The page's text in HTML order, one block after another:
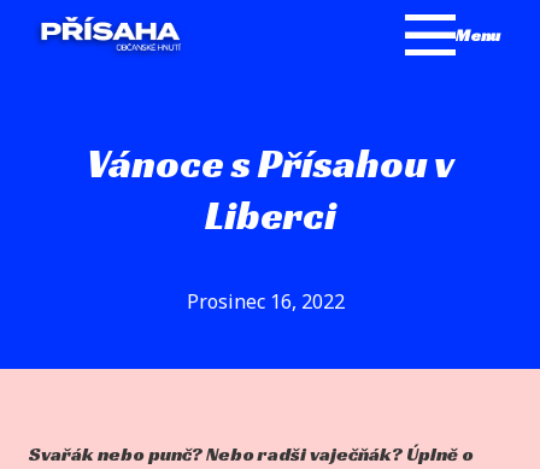
Menu
Vánoce s Přísahou v
Liberci
Prosinec 16, 2022
Svařák nebo punč? Nebo radši vaječňák? Úplně o